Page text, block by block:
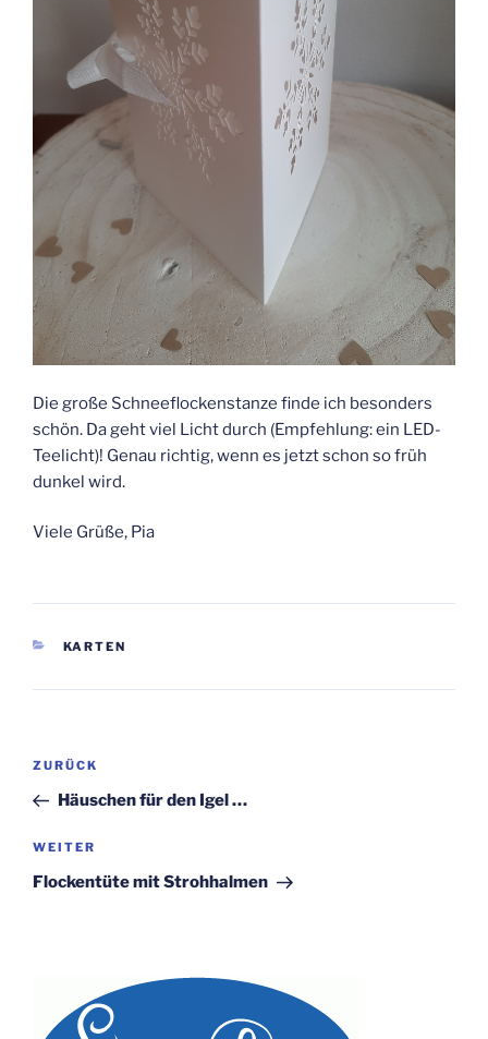
Die große Schneeflockenstanze finde ich besonders
schön. Da geht viel Licht durch (Empfehlung: ein LED-
Teelicht)! Genau richtig, wenn es jetzt schon so früh
dunkel wird.
Viele Grüße, Pia
KATEGORIEN
KARTEN
Beitragsnavigation
Vorheriger
Beitrag
ZURÜCK
Häuschen für den Igel …
Nächster
Beitrag
WEITER
Flockentüte mit Strohhalmen